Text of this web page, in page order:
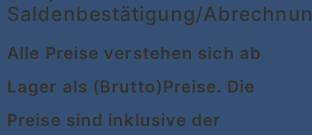
Saldenbestätigung/
Alle Preise verstehen sich ab
Lager als (Brutto)Preise. Die
Preise sind inklusive der